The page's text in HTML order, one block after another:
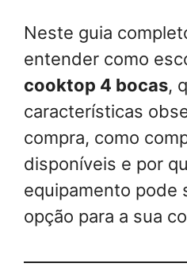
Neste guia
entender como
cooktop 4 bocas,
características
compra, como
disponíveis e por
equipamento pode
opção para a sua